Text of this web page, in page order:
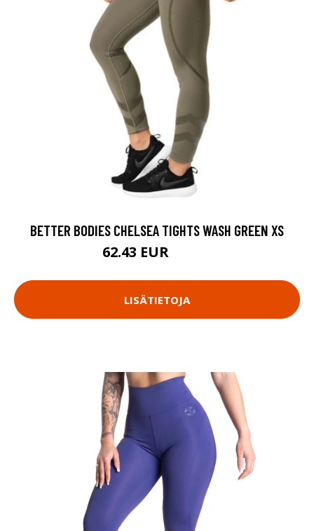
BETTER BODIES CHELSEA TIGHTS WASH GREEN XS
62.43 EUR
LISÄTIETOJA